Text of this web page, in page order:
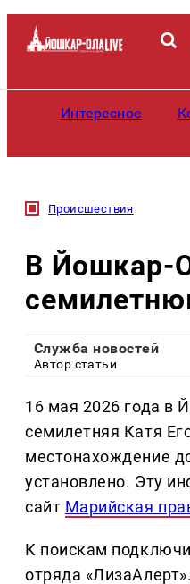
Интересное
Происшествия
В Йошкар-
Служба новостей
Автор статьи
16 мая 2026 года в
семилетняя Катя
местонахождение
установлено. Эту
сайт Марийская
К поискам
отряда